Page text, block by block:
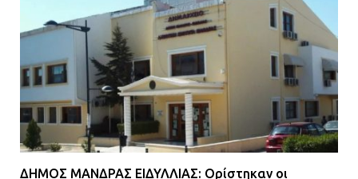
ΔΗΜΟΣ ΜΑΝΔΡΑΣ ΕΙΔΥΛΛΙΑΣ: Ορίστηκαν οι